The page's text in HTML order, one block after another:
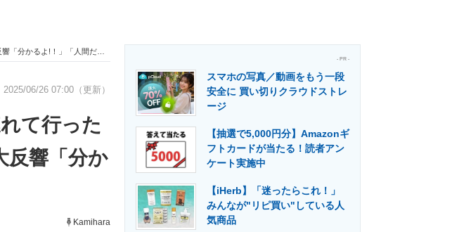
経営リーダーのコミュニティ マーケ×ITの今がよく分かる
・事例 製造業のIT導入・活用を支援
エネルギーの専門メディア 建設×テクノロジーの最前線
るよ!！」「人間だもの…」
2025/06/26 07:00（更新）
て行った
響「分か
Kamihara
- PR -
スマホの写真／動画をもう一段
安全に 買い切りクラウドストレ
ージ
【抽選で5,000円分】Amazonギ
フトカードが当たる！読者アン
ケート実施中
【iHerb】「迷ったらこれ！」
みんなが"リピ買い"している人
気商品